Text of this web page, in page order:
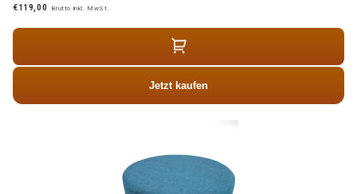
€119,00 Brutto inkl. MwSt.
Jetzt kaufen